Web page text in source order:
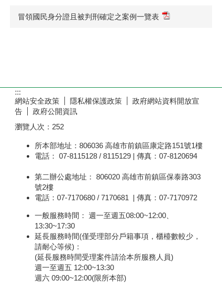
冒領國民身分證且被判刑確定之案例一覽表
:::
網站安全政策
隱私權保護政策
政府網站資料開放宣
告
政府公開資訊
瀏覽人次： 252
所本部地址：806036 高雄市前鎮區康定路151號1樓
電話： 07-8115128 / 8115129 | 傳真：07-8120694
第二辦公處地址： 806020 高雄市前鎮區保泰路303
號2樓
電話：07-7170680 / 7170681 | 傳真：07-7170972
一般服務時間： 週一至週五08:00~12:00、
13:30~17:30
延長服務時間(僅受理部分戶籍事項，櫃檯數較少，
請耐心等候)：
(延長服務時間受理案件請洽本所服務人員)
週一至週五 12:00~13:30
週六 09:00~12:00(限所本部)